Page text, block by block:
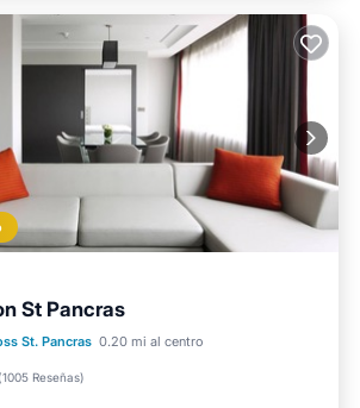
St Pancras
St. Pancras 0.20 mi al centro
(1005 Reseñas)
Spa
Cocina